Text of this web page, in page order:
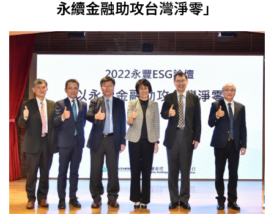
永續金融助攻台灣淨零」